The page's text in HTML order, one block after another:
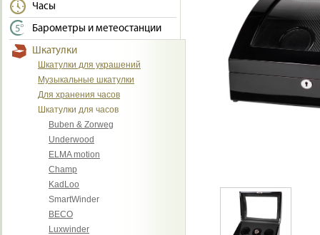
Часы
Барометры и метеостанции
Шкатулки
Шкатулки для украшений
Музыкальные шкатулки
Для хранения часов
Шкатулки для часов
Buben & Zorweg
Underwood
ELMA motion
Champ
KadLoo
SmartWinder
BECO
Luxwinder